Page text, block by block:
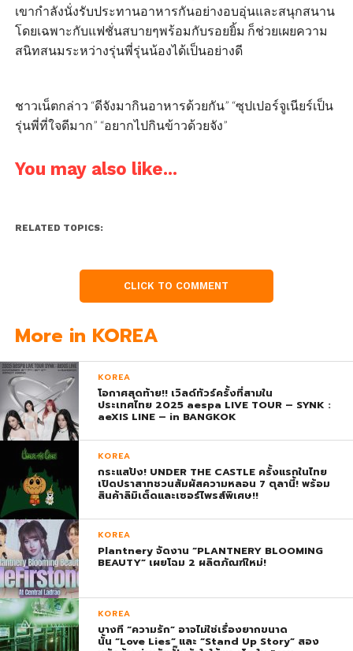
เขากำลังนั่งรับประทานอาหารกันอย่างอบอุ่นและสนุกสนาน
โดยเฉพาะกับแฟชั่นสบายๆพร้อมกับรอยยิ้ม ก็ช่วยเผยความ
สนิทสนมระหว่างรุ่นพี่รุ่นน้องได้เป็นอย่างดี
ชาวเน็ตกล่าว “ดีจังมากินอาหารด้วยกัน” “ซุปเปอร์จูเนียร์เป็น
รุ่นพี่ที่ใจดีมาก” “อยากไปกินข้าวด้วยจัง”
You may also like...
RELATED TOPICS:
CLICK TO COMMENT
More in KOREA
KOREA
โอกาศสุดท้าย!! เวิลด์ทัวร์ครั้งที่สามใน
ประเทศไทย 2025 aespa LIVE TOUR – SYNK :
aeXIS LINE – in BANGKOK
KOREA
กระแสปัง! UNDER THE CASTLE ครั้งแรกในไทย
เปิดปราสาทชวนสัมผัสความหลอน 7 ตุลานี้! พร้อม
สินค้าลิมิเต็ดและเซอร์ไพรส์พิเศษ!!
KOREA
Plantnery จัดงาน “PLANTNERY BLOOMING
BEAUTY” เผยโฉม 2 ผลิตภัณฑ์ใหม่!
KOREA
บางที “ความรัก” อาจไม่ใช่เรื่องยากขนาด
นั้น “Love Lies” และ “Stand Up Story” สอง